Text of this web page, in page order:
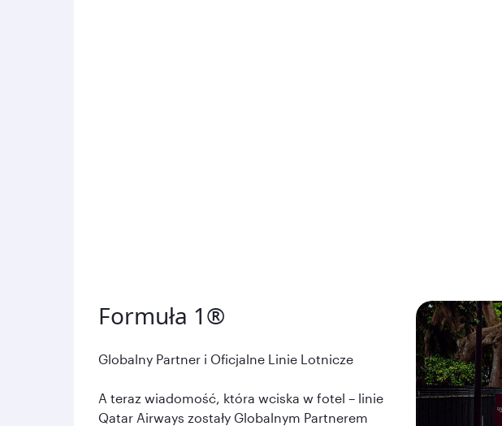
Formuła 1®
Globalny Partner i Oficjalne Linie Lotnicze
A teraz wiadomość, która wciska w fotel – linie
Qatar Airways zostały Globalnym Partnerem